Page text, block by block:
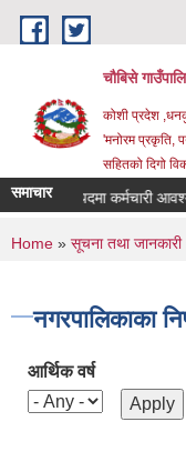
Skip to main content
चौबिसे
कोशी प्रदेश
'मनोरम प्रकृति,
सहितको दिगो
समाचार
संयोजक पदमा कर्मचारी
You are
Home » सूचना तथा जानकारी
नगरपालिकाका
आर्थिक वर्ष